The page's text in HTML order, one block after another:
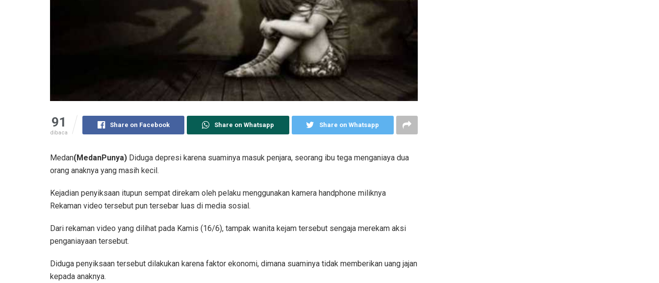
91
dibaca
Share on Facebook Share on Whatsapp Share on Whatsapp
Medan(MedanPunya) Diduga depresi karena suaminya masuk penjara, seorang ibu tega menganiaya dua
orang anaknya yang masih kecil.
Kejadian penyiksaan itupun sempat direkam oleh pelaku menggunakan kamera handphone miliknya
Rekaman video tersebut pun tersebar luas di media sosial.
Dari rekaman video yang dilihat pada Kamis (16/6), tampak wanita kejam tersebut sengaja merekam aksi
penganiayaan tersebut.
Diduga penyiksaan tersebut dilakukan karena faktor ekonomi, dimana suaminya tidak memberikan uang jajan
kepada anaknya.